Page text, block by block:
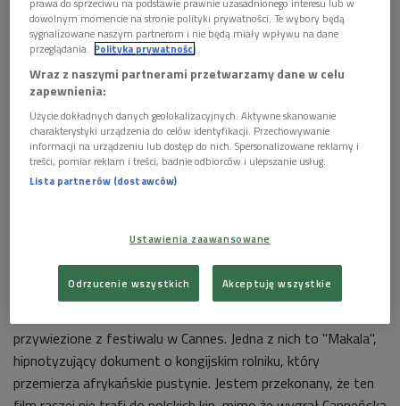
Takie dzieła prezentowane są m.in. na festiwalowym
konkursie. – To wybór 12 filmów, czasami ryzykownych,
przywiezione z festiwalu w Cannes. Jedna z nich to "Makala",
hipnotyzujący dokument o kongijskim rolniku, który
przemierza afrykańskie pustynie. Jestem przekonany, że ten
prawa do sprzeciwu na podstawie prawnie uzasadnionego interesu lub w
dowolnym momencie na stronie polityki prywatności. Te wybory będą
sygnalizowane naszym partnerom i nie będą miały wpływu na dane
przeglądania. Polityka prywatności
Wraz z naszymi partnerami przetwarzamy dane w celu
zapewnienia:
Użycie dokładnych danych geolokalizacyjnych. Aktywne skanowanie
charakterystyki urządzenia do celów identyfikacji. Przechowywanie
informacji na urządzeniu lub dostęp do nich. Spersonalizowane reklamy i
treści, pomiar reklam i treści, badnie odbiorców i ulepszanie usług.
Lista partnerów (dostawców)
Ustawienia zaawansowane
Odrzucenie wszystkich Akceptuję wszystkie